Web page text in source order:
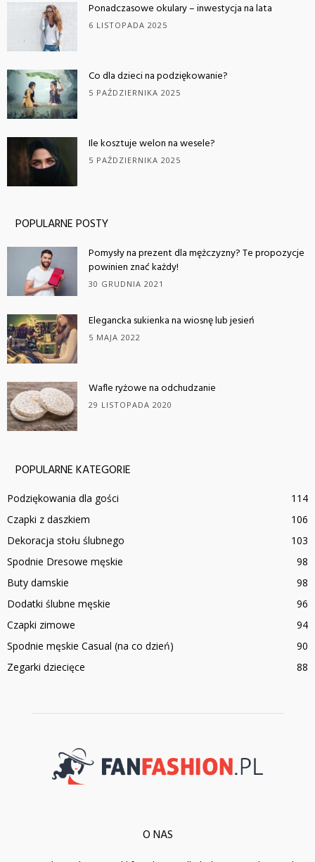
Ponadczasowe okulary – inwestycja na lata
6 LISTOPADA 2025
Co dla dzieci na podziękowanie?
5 PAŹDZIERNIKA 2025
Ile kosztuje welon na wesele?
5 PAŹDZIERNIKA 2025
POPULARNE POSTY
Pomysły na prezent dla mężczyzny? Te propozycje
powinien znać każdy!
30 GRUDNIA 2021
Elegancka sukienka na wiosnę lub jesień
5 MAJA 2022
Wafle ryżowe na odchudzanie
29 LISTOPADA 2020
POPULARNE KATEGORIE
Podziękowania dla gości
114
Czapki z daszkiem
106
Dekoracja stołu ślubnego
103
Spodnie Dresowe męskie
98
Buty damskie
98
Dodatki ślubne męskie
96
Czapki zimowe
94
Spodnie męskie Casual (na co dzień)
90
Zegarki dziecięce
88
O NAS